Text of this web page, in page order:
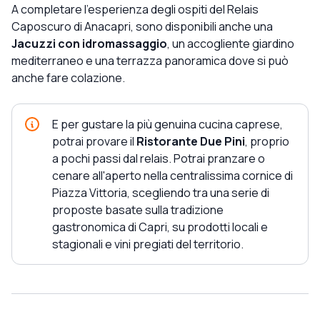
A completare l'esperienza degli ospiti del Relais
Caposcuro di Anacapri, sono disponibili anche una
Jacuzzi con idromassaggio, un accogliente giardino
mediterraneo e una terrazza panoramica dove si può
anche fare colazione.
E per gustare la più genuina cucina caprese,
potrai provare il Ristorante Due Pini, proprio
a pochi passi dal relais. Potrai pranzare o
cenare all'aperto nella centralissima cornice di
Piazza Vittoria, scegliendo tra una serie di
proposte basate sulla tradizione
gastronomica di Capri, su prodotti locali e
stagionali e vini pregiati del territorio.